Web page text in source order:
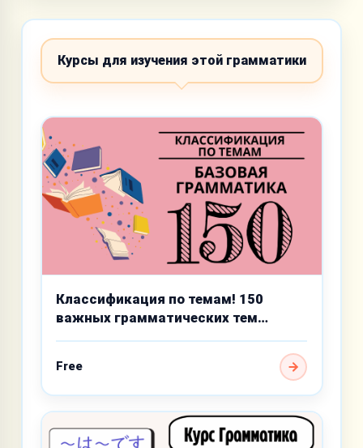
Курсы для изучения этой грамматики
Классификация по темам! 150
важных грамматических тем
базового уровня
Free